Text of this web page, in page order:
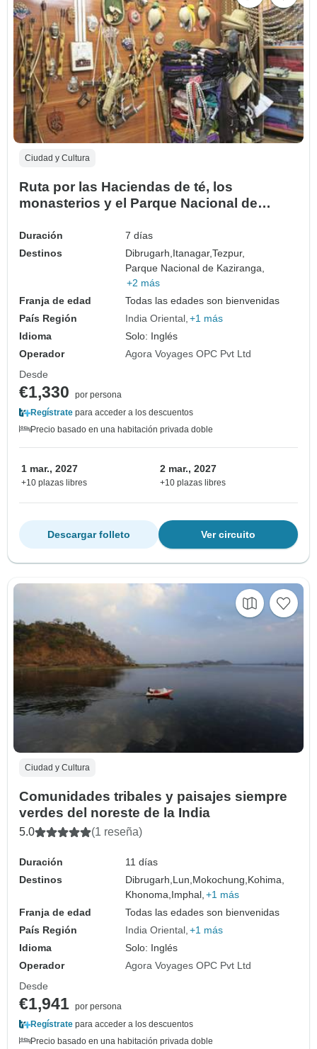
Ciudad y Cultura
Ruta por las Haciendas de té, los
monasterios y el Parque Nacional de
Duración
7 días
Destinos
Dibrugarh, Itanagar,Tezpur,
Parque Nacional de Kaziranga,
+2 más
Franja de edad
Todas las edades son bienvenidas
País Región
India Oriental +1 más
Idioma
Solo: Inglés
Operador
Agora Voyages OPC Pvt Ltd
Desde
€1,330
por persona
Regístrate para acceder a los descuentos
Precio basado en una habitación privada doble
1 mar., 2027
+10 plazas libres
2 mar., 2027
+10 plazas libres
Ver circuito
Descargar folleto
Ciudad y Cultura
Comunidades tribales y paisajes siempre
verdes del noreste de la India
5.0 (1 reseña)
Duración
11 días
Destinos
Dibrugarh,Lun,Mokochung,Kohima,
Khonoma,Imphal, +1 más
Franja de edad
Todas las edades son bienvenidas
País Región
India Oriental +1 más
Idioma
Solo: Inglés
Operador
Agora Voyages OPC Pvt Ltd
Desde
€1,941 por persona
Regístrate para acceder a los descuentos
Precio basado en una habitación privada doble